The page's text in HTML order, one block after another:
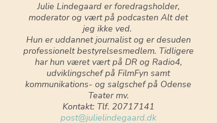
Julie Lindegaard er foredragsholder,
moderator og vært på podcasten Alt det
jeg ikke ved.
Hun er uddannet journalist og er desuden
professionelt bestyrelsesmedlem. Tidligere
har hun været vært på DR og Radio4,
udviklingschef på FilmFyn samt
kommunikations- og salgschef på Odense
Teater mv.
Kontakt: Tlf. 20717141
post@julielindegaard.dk